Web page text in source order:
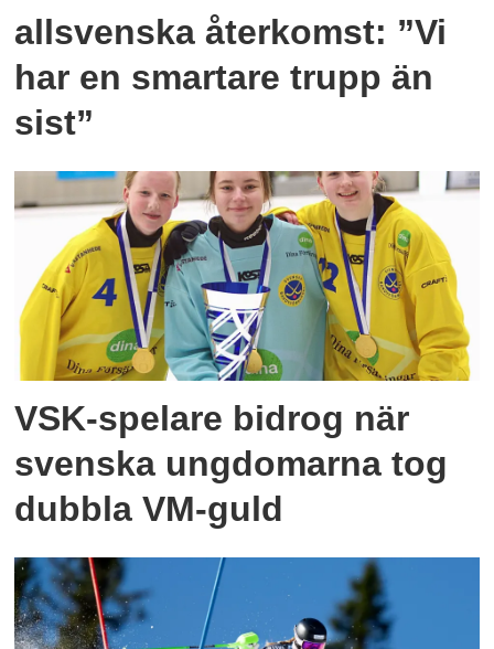
allsvenska återkomst: ”Vi
har en smartare trupp än
sist”
VSK-spelare bidrog när
svenska ungdomarna tog
dubbla VM-guld